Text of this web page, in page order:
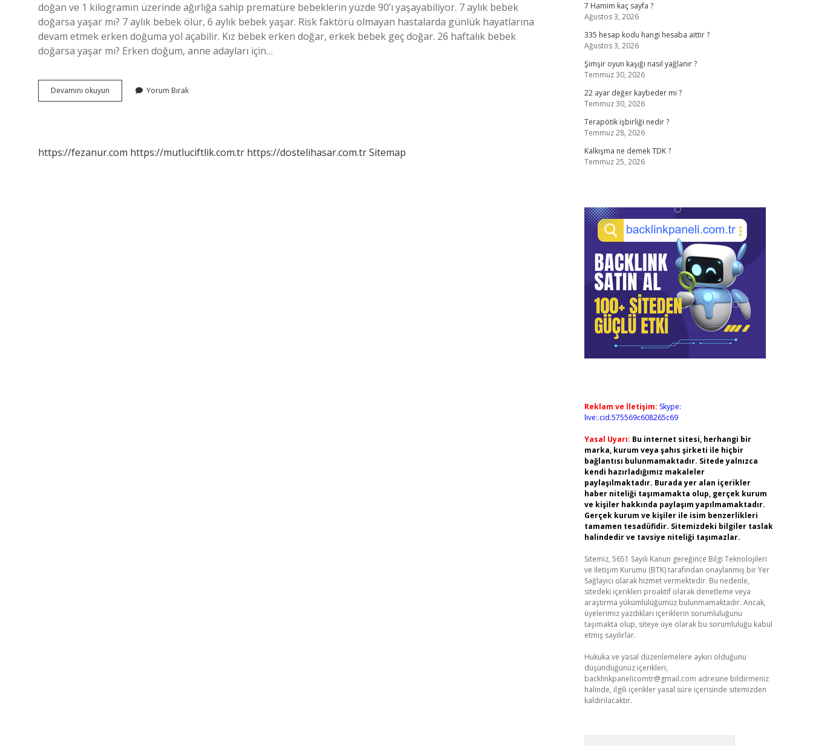
doğan ve 1 kilogramın üzerinde ağırlığa sahip prematüre bebeklerin yüzde 90’ı yaşayabiliyor. 7 aylık bebek
doğarsa yaşar mı? 7 aylık bebek ölür, 6 aylık bebek yaşar. Risk faktörü olmayan hastalarda günlük hayatlarına
devam etmek erken doğuma yol açabilir. Kız bebek erken doğar, erkek bebek geç doğar. 26 haftalık bebek
doğarsa yaşar mı? Erken doğum, anne adayları için…
Devamını okuyun
Doğan
Yorum Bırak
https://fezanur.com https://mutluciftlik.com.tr https://dostelihasar.com.trSitemap
7 Hamim kaç sayfa ?
Ağustos 3, 2026
335 hesap kodu hangi hesaba aittir ?
Ağustos 3, 2026
Şimşir oyun kaşığı nasıl yağlanır ?
Temmuz 30, 2026
22 ayar değer kaybeder mi ?
Temmuz 30, 2026
Terapötik işbirliği nedir ?
Temmuz 28, 2026
Kalkışma ne demek TDK ?
Temmuz 25, 2026
Reklam ve İletişim: Skype:
live:.cid.575569c608265c69
Yasal Uyarı: Bu internet sitesi, herhangi bir
marka, kurum veya şahıs şirketi ile hiçbir
bağlantısı bulunmamaktadır. Sitede yalnızca
kendi hazırladığımız makaleler
paylaşılmaktadır. Burada yer alan içerikler
haber niteliği taşımamakta olup, gerçek kurum
ve kişiler hakkında paylaşım yapılmamaktadır.
Gerçek kurum ve kişiler ile isim benzerlikleri
tamamen tesadüfidir. Sitemizdeki bilgiler taslak
halindedir ve tavsiye niteliği taşımazlar.
Sitemiz, 5651 Sayılı Kanun gereğince Bilgi Teknolojileri
ve İletişim Kurumu (BTK) tarafından onaylanmış bir Yer
Sağlayıcı olarak hizmet vermektedir. Bu nedenle,
sitedeki içerikleri proaktif olarak denetleme veya
araştırma yükümlülüğümüz bulunmamaktadır. Ancak,
üyelerimiz yazdıkları içeriklerin sorumluluğunu
taşımakta olup, siteye üye olarak bu sorumluluğu kabul
etmiş sayılırlar.
Hukuka ve yasal düzenlemelere aykırı olduğunu
düşündüğünüz içerikleri,
backlinkpanelicomtr@gmail.com adresine bildirmeniz
halinde, ilgili içerikler yasal süre içerisinde sitemizden
kaldırılacaktır.